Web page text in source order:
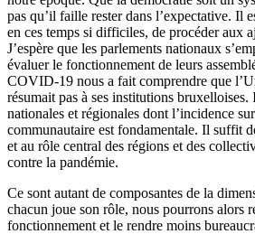
pas qu’il faille rester dans l’expectative. Il
en ces temps si difficiles, de procéder aux
J’espère que les parlements nationaux
évaluer le fonctionnement de leurs
COVID-19 nous a fait comprendre que
résumait pas à ses institutions
nationales et régionales dont l’incidence
communautaire est fondamentale. Il suffit
et au rôle central des régions et des
contre la pandémie.
Ce sont autant de composantes de la
chacun joue son rôle, nous pourrons alors
fonctionnement et le rendre moins